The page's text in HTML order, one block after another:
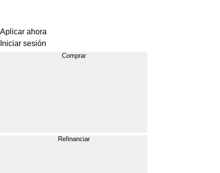
Aplicar ahora
Iniciar sesión
Comprar
Refinanciar